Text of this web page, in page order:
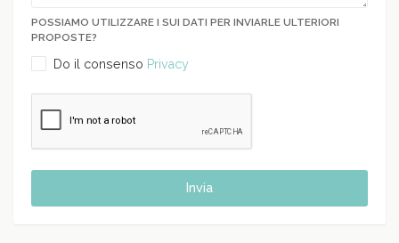
POSSIAMO UTILIZZARE I SUI DATI PER INVIARLE ULTERIORI
PROPOSTE?
Do il consenso Privacy
Invia